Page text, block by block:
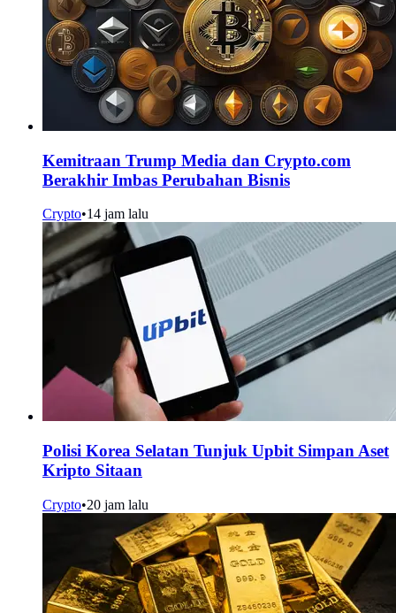
Kemitraan Trump Media dan Crypto.com
Berakhir Imbas Perubahan Bisnis
Crypto•14 jam lalu
Polisi Korea Selatan Tunjuk Upbit Simpan Aset
Kripto Sitaan
Crypto•20 jam lalu